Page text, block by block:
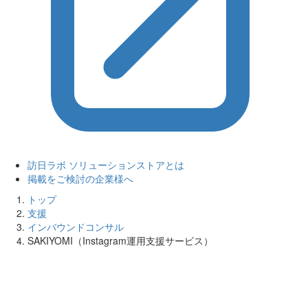
訪日ラボ ソリューションストアとは
掲載をご検討の企業様へ
トップ
支援
インバウンドコンサル
SAKIYOMI（Instagram運用支援サービス）